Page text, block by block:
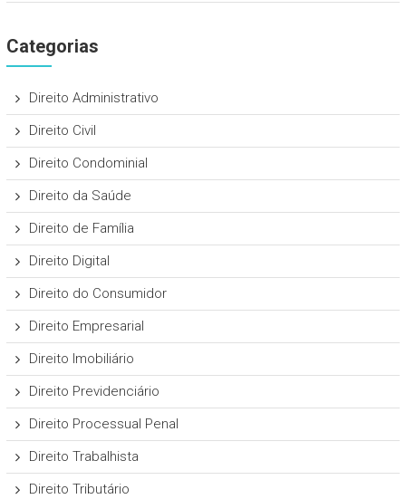
Categorias
Direito Administrativo
Direito Civil
Direito Condominial
Direito da Saúde
Direito de Família
Direito Digital
Direito do Consumidor
Direito Empresarial
Direito Imobiliário
Direito Previdenciário
Direito Processual Penal
Direito Trabalhista
Direito Tributário